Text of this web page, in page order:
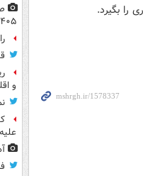
را بگیرد.
و